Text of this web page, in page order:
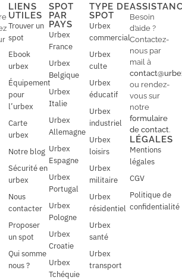
LIENS
UTILES
Trouver un
spot
Ebook
urbex
Équipement
pour
l’urbex
Carte
urbex
Notre blog
Sécurité en
urbex
Nous
contacter
Proposer
un spot
Qui somme
nous ?
SPOT
PAR
PAYS
Urbex
France
Urbex
Belgique
Urbex
Italie
Urbex
Allemagne
Urbex
Espagne
Urbex
Portugal
Urbex
Pologne
Urbex
Croatie
Urbex
Tchéquie
TYPE DE
SPOT
Urbex
commercial
Urbex
culte
Urbex
éducatif
Urbex
industriel
Urbex
loisirs
Urbex
militaire
Urbex
résidentiel
Urbex
santé
Urbex
transport
Besoin
d’aide ?
Contactez-
nous par
mail à
ou rendez-
vous sur
notre
formulaire
de contact.
LÉGALES
Mentions
légales
CGV
Politique de
confidentialité